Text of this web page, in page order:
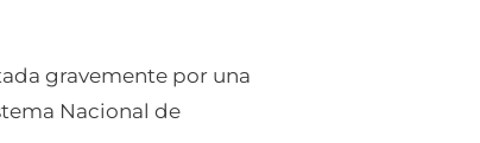
gravemente por una
Nacional de